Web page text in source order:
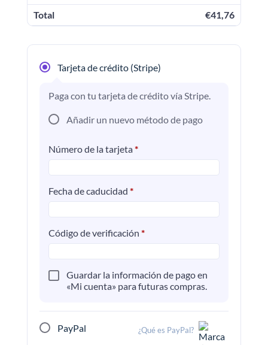
Total
€41,76
Tarjeta de crédito (Stripe)
Paga con tu tarjeta de crédito vía Stripe.
Añadir un nuevo método de pago
Número de la tarjeta*
Fecha de caducidad *
Código de verificación *
Guardar la información de pago en
«Mi cuenta» para futuras compras.
PayPal ¿Qué es PayPal?